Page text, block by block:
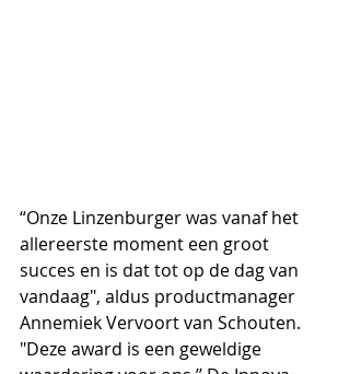
“Onze Linzenburger was vanaf het
allereerste moment een groot
succes en is dat tot op de dag van
vandaag", aldus productmanager
Annemiek Vervoort van Schouten.
"Deze award is een geweldige